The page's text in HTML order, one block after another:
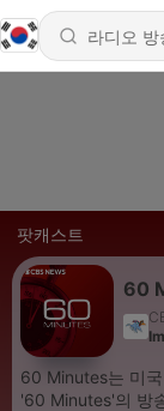
팟캐스트
60
60 Minutes는 미
'60 Minutes'의 방